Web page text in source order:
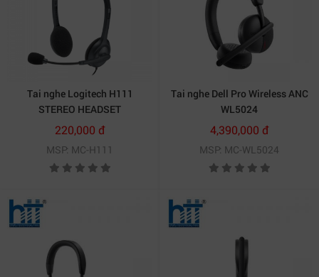
Tai nghe Logitech H111
STEREO HEADSET
220,000 đ
MSP: MC-H111
Tai nghe Dell Pro Wireless ANC
WL5024
4,390,000 đ
MSP: MC-WL5024